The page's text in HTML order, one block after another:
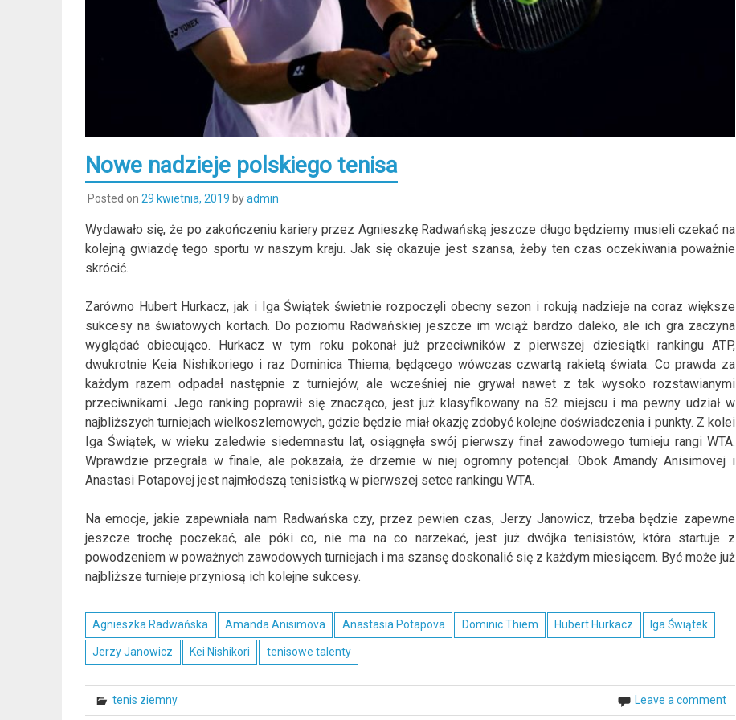
Nowe nadzieje polskiego tenisa
Posted on 29 kwietnia, 2019 byadmin
Wydawało się, że po zakończeniu kariery przez Agnieszkę Radwańską jeszcze długo będziemy musieli czekać na
kolejną gwiazdę tego sportu w naszym kraju. Jak się okazuje jest szansa, żeby ten czas oczekiwania poważnie
skrócić.
Zarówno Hubert Hurkacz, jak i Iga Świątek świetnie rozpoczęli obecny sezon i rokują nadzieje na coraz większe
sukcesy na światowych kortach. Do poziomu Radwańskiej jeszcze im wciąż bardzo daleko, ale ich gra zaczyna
wyglądać obiecująco. Hurkacz w tym roku pokonał już przeciwników z pierwszej dziesiątki rankingu ATP,
dwukrotnie Keia Nishikoriego i raz Dominica Thiema, będącego wówczas czwartą rakietą świata. Co prawda za
każdym razem odpadał następnie z turniejów, ale wcześniej nie grywał nawet z tak wysoko rozstawianymi
przeciwnikami. Jego ranking poprawił się znacząco, jest już klasyfikowany na 52 miejscu i ma pewny udział w
najbliższych turniejach wielkoszlemowych, gdzie będzie miał okazję zdobyć kolejne doświadczenia i punkty. Z kolei
Iga Świątek, w wieku zaledwie siedemnastu lat, osiągnęła swój pierwszy finał zawodowego turnieju rangi WTA.
Wprawdzie przegrała w finale, ale pokazała, że drzemie w niej ogromny potencjał. Obok Amandy Anisimovej i
Anastasi Potapovej jest najmłodszą tenisistką w pierwszej setce rankingu WTA.
Na emocje, jakie zapewniała nam Radwańska czy, przez pewien czas, Jerzy Janowicz, trzeba będzie zapewne
jeszcze trochę poczekać, ale póki co, nie ma na co narzekać, jest już dwójka tenisistów, która startuje z
powodzeniem w poważnych zawodowych turniejach i ma szansę doskonalić się z każdym miesiącem. Być może już
najbliższe turnieje przyniosą ich kolejne sukcesy.
Agnieszka Radwańska Amanda Anisimova Anastasia Potapova Dominic Thiem Hubert Hurkacz Iga Świątek
Jerzy Janowicz Kei Nishikori tenisowe talenty
tenis ziemny Leave a comment